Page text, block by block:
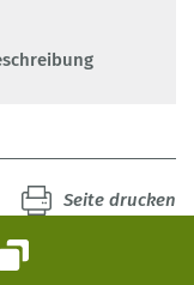
Seite drucken
Link kopieren